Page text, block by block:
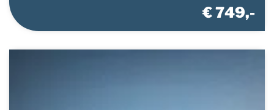
€ 749,-